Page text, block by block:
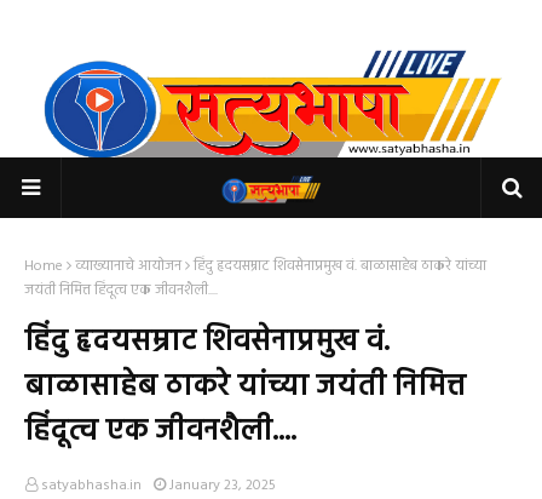
Home व्याख्यानाचे आयोजन हिंदु हृदयसम्राट शिवसेनाप्रमुख वं. बाळासाहेब ठाकरे यांच्या
जयंती निमित्त हिंदूत्व एक जीवनशैली....
हिंदु हृदयसम्राट शिवसेनाप्रमुख वं.
बाळासाहेब ठाकरे यांच्या जयंती निमित्त
हिंदूत्व एक जीवनशैली....
satyabhasha.in January 23, 2025